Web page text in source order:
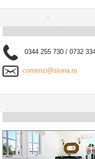
0344 255 730 / 0732
comenzi@stona.ro